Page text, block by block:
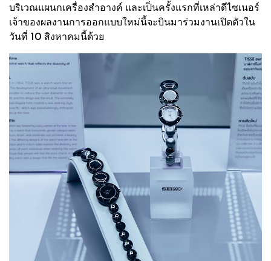
บริเวณแผนกเครื่องสำอางค์ และเป็นครั้งแรกที่เหล่าดีไซเนอร์
เจ้าของผลงานการออกแบบใหม่นี้จะบินมาร่วมงานเปิดตัวใน
วันที่ 10 สิงหาคมนี้ด้วย